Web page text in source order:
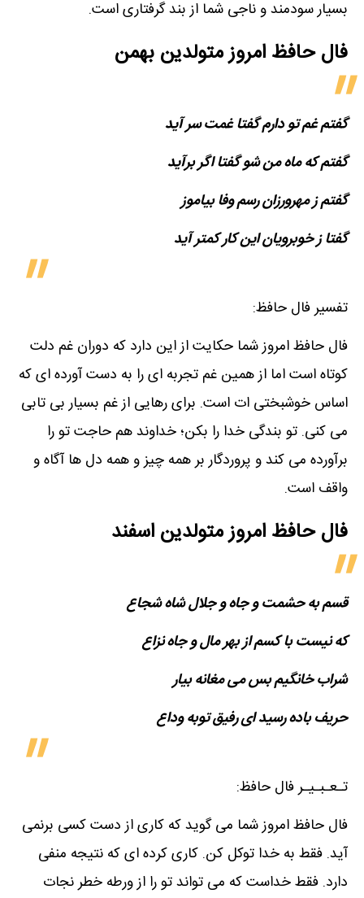
بسیار سودمند و ناجی شما از بند گرفتاری است.
فال حافظ امروز متولدین‌ بهمن
گفتم غم تو دارم گفتا غمت سر آید
گفتم که ماه من شو گفتا اگر برآید
گفتم ز مهرورزان رسم وفا بیاموز
گفتا ز خوبرویان این کار کمتر آید
تفسیر فال حافظ:
فال حافظ امروز شما حکایت از این دارد که دوران غم دلت
کوتاه است اما از همین غم تجربه ای را به دست آورده ای که
اساس خوشبختی ات است. برای رهایی از غم بسیار بی تابی
می کنی. تو بندگی خدا را بکن؛ خداوند هم حاجت تو را
برآورده می کند و پروردگار بر همه چیز و همه دل ها آگاه و
واقف است.
فال حافظ امروز متولدین‌ اسفند
قسم به حشمت و جاه و جلال شاه شجاع
که نیست با کسم از بهر مال و جاه نزاع
شراب خانگیم بس می مغانه بیار
حریف باده رسید ای رفیق توبه وداع
تـعـبـیـر فال حافظ:
فال حافظ امروز شما می گوید که کاری از دست کسی برنمی
آید. فقط به خدا توکل کن. کاری کرده ای که نتیجه منفی
دارد. فقط خداست که می تواند تو را از ورطه خطر نجات